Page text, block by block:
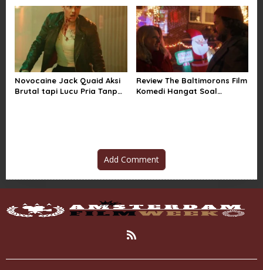
Novocaine Jack Quaid Aksi
Brutal tapi Lucu Pria Tanpa
Review The Baltimorons Film
Komedi Hangat Soal
Add Comment